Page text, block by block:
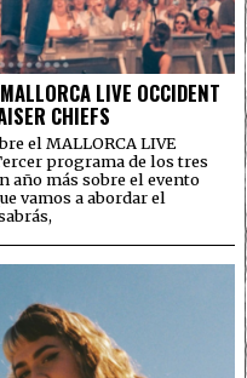
LIVE OCCIDENT
CHIEFS
el MALLORCA LIVE
programa de los tres
año más sobre el evento
vamos a abordar el